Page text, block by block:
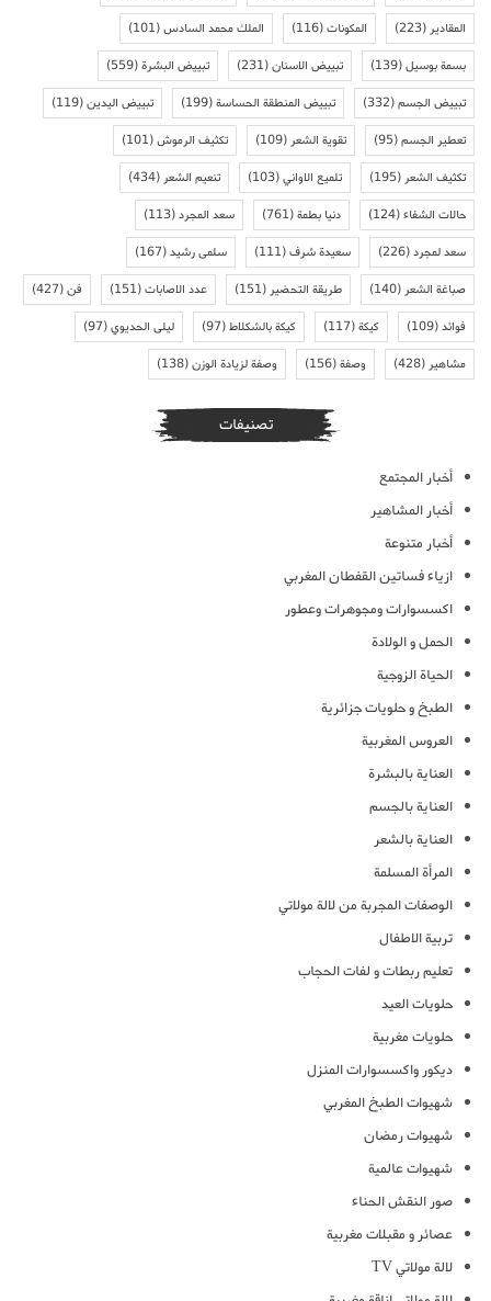
المقادير(223) المكونات(116) الملك محمد السادس(101)
بسمة بوسيل(139) تبييض الاسنان(231) تبييض البشرة(559)
تبييض الجسم(332) تبييض المنطقة الحساسة(199) تبييض اليدين(119)
تعطير الجسم(95) تقوية الشعر(109) تكثيف الرموش(101)
تكثيف الشعر(195) تلميع الاواني(103) تنعيم الشعر(434)
حالات الشفاء(124) دنيا بطمة(761) سعد المجرد(113)
سعد لمجرد(226) سعيدة شرف(111) سلمى رشيد(167)
صباغة الشعر(140) طريقة التحضير(151) عدد الاصابات(151) فن(427)
فوائد(109) كيكة(117) كيكة بالشكلاط(97) ليلى الحديوي(97)
مشاهير(428) وصفة(156) وصفة لزيادة الوزن(138)
تصنيفات
أخبار المجتمع
أخبار المشاهير
أخبار متنوعة
ازياء فساتين القفطان المغربي
اكسسوارات ومجوهرات وعطور
الحمل و الولادة
الحياة الزوجية
الطبخ و حلويات جزائرية
العروس المغربية
العناية بالبشرة
العناية بالجسم
العناية بالشعر
المرأة المسلمة
الوصفات المجربة من لالة مولاتي
تربية الاطفال
تعليم ربطات و لفات الحجاب
حلويات العيد
حلويات مغربية
ديكور واكسسوارات المنزل
شهيوات الطبخ المغربي
شهيوات رمضان
شهيوات عالمية
صور النقش الحناء
عصائر و مقبلات مغربية
لالة مولاتي TV